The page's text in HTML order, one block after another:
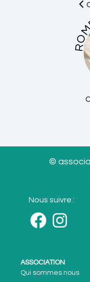
©
Nous suivre :
ASSOCIATION
Qui sommes nous